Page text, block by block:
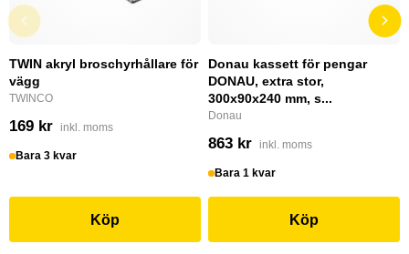
TWIN akryl broschyrhållare för
vägg
TWINCO
169 kr inkl. moms
Bara 3 kvar
Köp
Donau kassett för pengar
DONAU, extra stor,
300x90x240 mm, s...
Donau
863 kr inkl. moms
Bara 1 kvar
Köp